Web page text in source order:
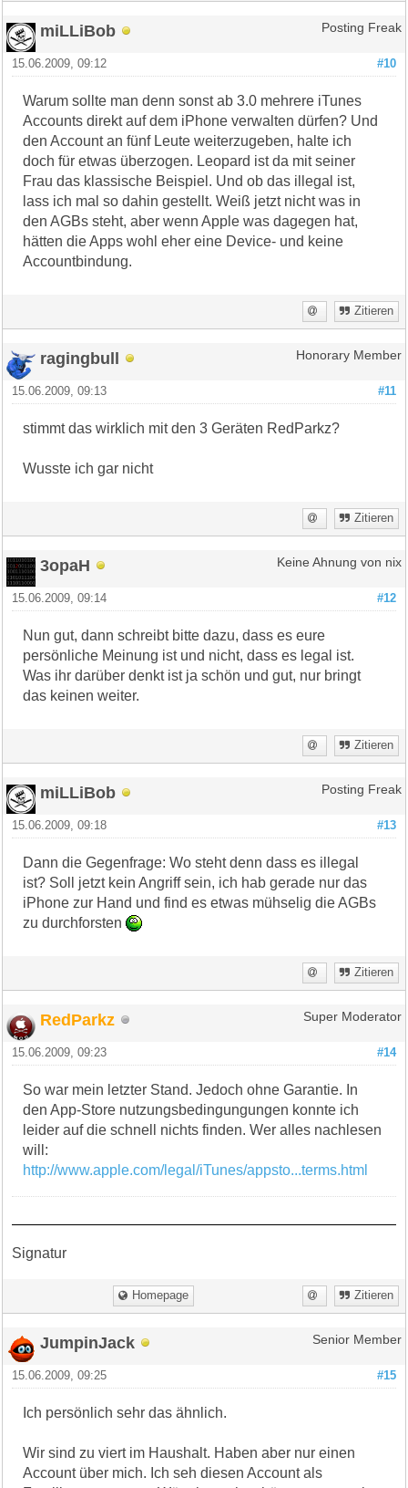
miLLiBob Posting Freak
#10
15.06.2009, 09:12
Warum sollte man denn sonst ab 3.0 mehrere iTunes
Accounts direkt auf dem iPhone verwalten dürfen? Und
den Account an fünf Leute weiterzugeben, halte ich
doch für etwas überzogen. Leopard ist da mit seiner
Frau das klassische Beispiel. Und ob das illegal ist,
lass ich mal so dahin gestellt. Weiß jetzt nicht was in
den AGBs steht, aber wenn Apple was dagegen hat,
hätten die Apps wohl eher eine Device- und keine
Accountbindung.
Zitieren
ragingbull Honorary Member
#11
15.06.2009, 09:13
stimmt das wirklich mit den 3 Geräten RedParkz?
Wusste ich gar nicht
Zitieren
3opaH Keine Ahnung von nix
#12
15.06.2009, 09:14
Nun gut, dann schreibt bitte dazu, dass es eure
persönliche Meinung ist und nicht, dass es legal ist.
Was ihr darüber denkt ist ja schön und gut, nur bringt
das keinen weiter.
Zitieren
miLLiBob Posting Freak
#13
15.06.2009, 09:18
Dann die Gegenfrage: Wo steht denn dass es illegal
ist? Soll jetzt kein Angriff sein, ich hab gerade nur das
iPhone zur Hand und find es etwas mühselig die AGBs
zu durchforsten
Zitieren
RedParkz Super Moderator
#14
15.06.2009, 09:23
So war mein letzter Stand. Jedoch ohne Garantie. In
den App-Store nutzungsbedingungungen konnte ich
leider auf die schnell nichts finden. Wer alles nachlesen
will:
http://www.apple.com/legal/iTunes/appsto...terms.html
Signatur
Homepage Zitieren
JumpinJack Senior Member
#15
15.06.2009, 09:25
Ich persönlich sehr das ähnlich.
Wir sind zu viert im Haushalt. Haben aber nur einen
Account über mich. Ich seh diesen Account als